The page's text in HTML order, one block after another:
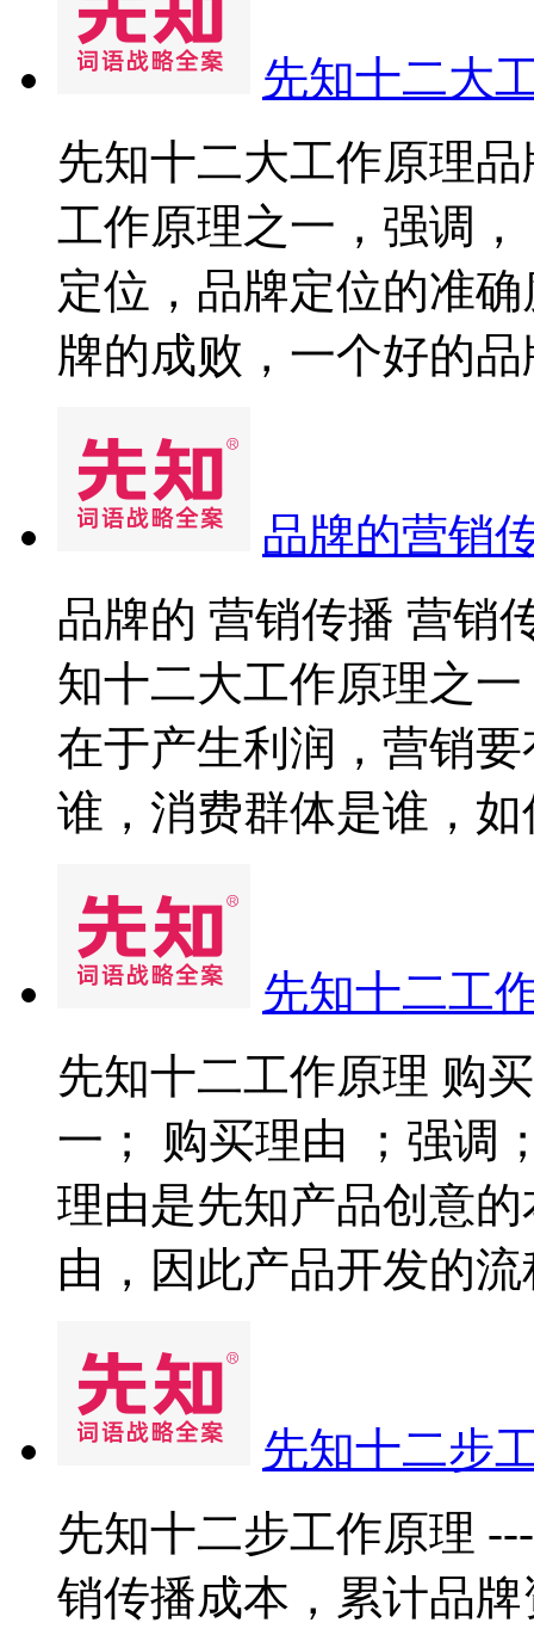
先知十二大
先知十二大工作原理
工作原理之一，强调
定位，品牌定位的准
牌的成败，一个好的品
品牌的营销
品牌的 营销传播 营销
知十二大工作原理之
在于产生利润，营销
谁，消费群体是谁，如
先知十二工
先知十二工作原理 购
一； 购买理由 ；强调
理由是先知产品创意
由，因此产品开发的
先知十二步
先知十二步工作原理
销传播成本，累计品